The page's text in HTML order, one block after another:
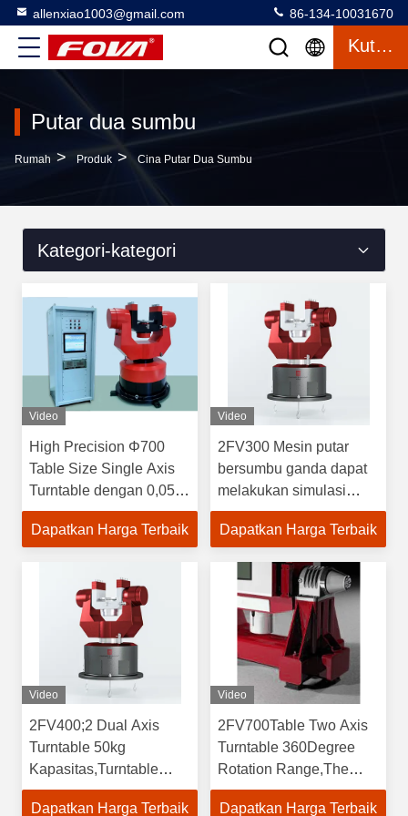
allenxiao1003@gmail.com 86-134-10031670
Kutipan
Putar dua sumbu
Rumah > Produk > Cina Putar Dua Sumbu
Kategori-kategori
Video
High Precision Φ700
Table Size Single Axis
Turntable dengan 0,05
Face Runout dan 1 × 10
-4 Speed Smoothness
Dapatkan Harga Terbaik
Video
2FV300 Mesin putar
bersumbu ganda dapat
melakukan simulasi
gerak, servo, getaran
sudut, dan pengujian
dalam dua arah rotasi di
ruang.
Dapatkan Harga Terbaik
Video
2FV400;2 Dual Axis
Turntable 50kg
Kapasitas,Turntable
dual-axis dapat
melakukan simulasi
Dapatkan Harga Terbaik
Video
2FV700Table Two Axis
Turntable 360Degree
Rotation Range,The
dual-axis turntable dapat
melakukan simulasi
Dapatkan Harga Terbaik